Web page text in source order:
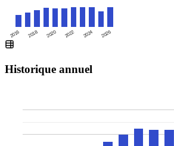
2016 2018 2020 2022 2024 2026
Historique annuel